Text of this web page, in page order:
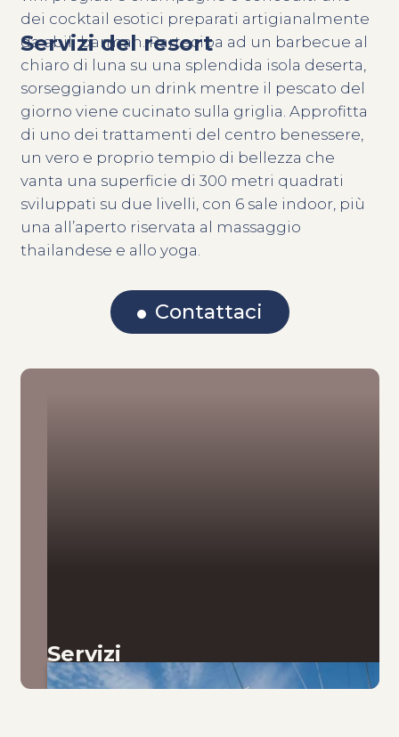
Servizi del resort
dei cocktail esotici preparati artigianalmente
da abili barman. Partecipa ad un barbecue al
chiaro di luna su una splendida isola deserta,
sorseggiando un drink mentre il pescato del
giorno viene cucinato sulla griglia. Approfitta
di uno dei trattamenti del centro benessere,
un vero e proprio tempio di bellezza che
vanta una superficie di 300 metri quadrati
sviluppati su due livelli, con 6 sale indoor, più
una all’aperto riservata al massaggio
thailandese e allo yoga.
Contattaci
Servizi